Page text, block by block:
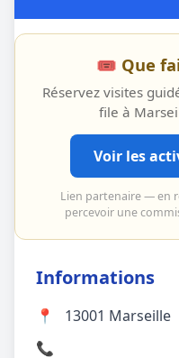
🎟️ Que
Réservez visites
file à
Voir les
Lien partenaire — en
percevoir une
Informations
📍
13001 Marseille
📞